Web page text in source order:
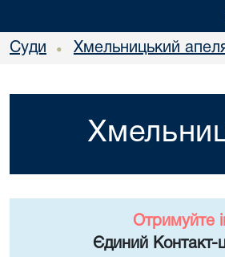
Суди • Хмельницький
Отримуйте
Єдиний Контакт-